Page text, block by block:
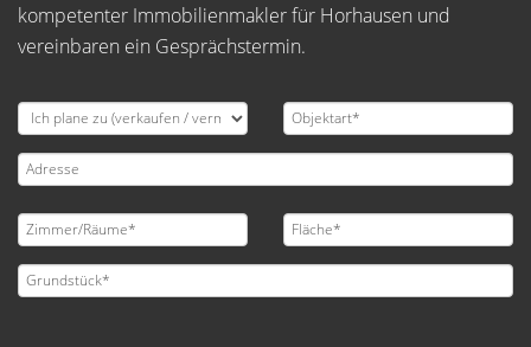
kompetenter Immobilienmakler für Horhausen und
vereinbaren ein Gesprächstermin.